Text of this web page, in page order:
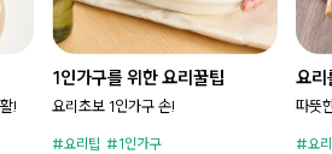
!
1인가구를 위한 요리꿀팁
요리초보 1인가구 손!
요리팁 1인가구
요리
따뜻
요